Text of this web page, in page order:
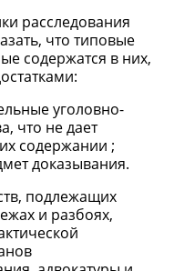
расследования
что типовые
содержатся в них,
уголовно-
что не дает
содержании ;
доказывания.
подлежащих
и разбоях,